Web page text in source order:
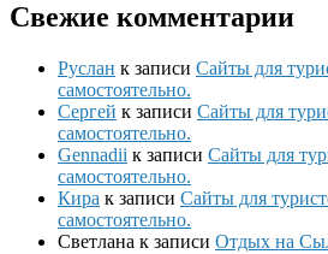
Свежие комментарии
Руслан к записи Сайты для
самостоятельно.
Сергей к записи Сайты для
самостоятельно.
Gennadii к записи Сайты для
самостоятельно.
Кира к записи Сайты для
самостоятельно.
Светлана к записи Отдых на